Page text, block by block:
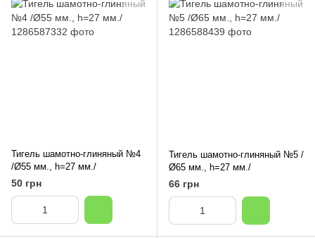
Тигель шамотно-глиняный №4
/Ø55 мм., h=27 мм./
50 грн
Тигель шамотно-глиняный №5 /
Ø65 мм., h=27 мм./
66 грн